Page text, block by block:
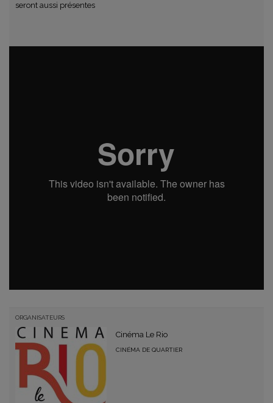
seront aussi présentes
ORGANISATEURS
Cinéma Le Rio
CINÉMA DE QUARTIER